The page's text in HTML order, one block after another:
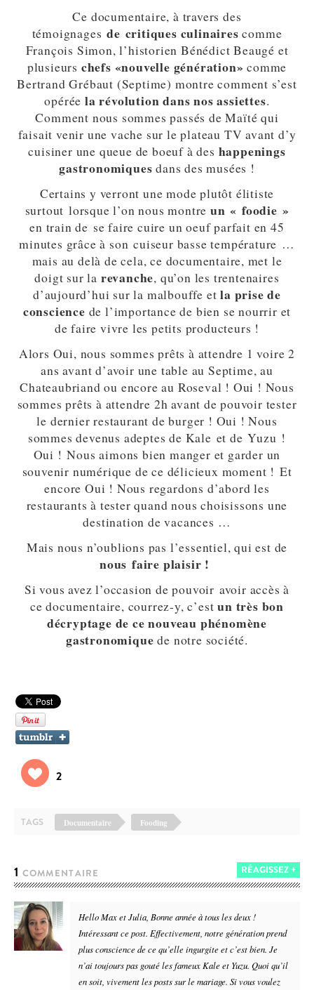
Ce documentaire, à travers des
témoignagesde critiques culinaires comme
François Simon, l’historien Bénédict Beaugé et
plusieurs chefs «nouvelle génération» comme
Bertrand Grébaut (Septime) montre comment s’est
opéréela révolution dans nos assiettes.
Comment nous sommes passés de Maïté qui
faisait venir une vache sur le plateau TV avant d’y
cuisiner une queue de boeuf à des happenings
gastronomiques dans des musées !
Certains y verront une mode plutôt élitiste
surtout lorsque l’on nous montre un « foodie »
en train de se faire cuire un oeuf parfait en 45
minutes grâce à son cuiseur basse température …
mais au delà de cela, ce documentaire, met le
doigt sur la revanche, qu’on les trentenaires
d’aujourd’hui sur la malbouffe etla prise de
conscience de l’importance de bien se nourrir et
de faire vivre les petits producteurs !
Alors Oui, nous sommes prêts à attendre 1 voire 2
ans avant d’avoir une table au Septime, au
Chateaubriand ou encore au Roseval ! Oui ! Nous
sommes prêts à attendre 2h avant de pouvoir tester
le dernier restaurant de burger ! Oui ! Nous
sommes devenus adeptes de Kale et de Yuzu !
Oui ! Nous aimons bien manger et garder un
souvenir numérique de ce délicieux moment ! Et
encore Oui ! Nous regardons d’abord les
restaurants à tester quand nous choisissons une
destination de vacances …
Mais nous n’oublions pas l’essentiel, qui est de
nous faire plaisir !
Si vous avez l’occasion de pouvoir avoir accès à
ce documentaire, courrez-y, c’estun très bon
décryptage de ce nouveau phénomène
gastronomique de notre société.
2
TAGS Documentaire Fooding
1 COMMENTAIRE RÉAGISSEZ +
Hello Max et Julia, Bonne année à tous les deux !
Intéressant ce post. Effectivement, notre génération prend
plus conscience de ce qu’elle ingurgite et c’est bien. Je
n’ai toujours pas gouté les fameux Kale et Yuzu. Quoi qu’il
en soit, vivement les posts sur le mariage. Si vous voulez